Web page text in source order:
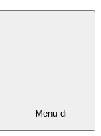
Menu di